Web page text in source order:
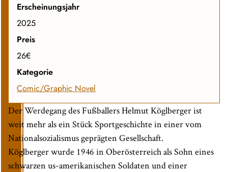
Erscheinungsjahr
2025
Preis
26€
Kategorie
Comic/Graphic Novel
Der Werdegang des Fußballers Helmut Köglberger ist
weit mehr als ein Stück Sportgeschichte in einer vom
Nationalsozialismus geprägten Gesellschaft.
Köglberger wurde 1946 in Oberösterreich als Sohn eines
schwarzen us-amerikanischen Soldaten und einer